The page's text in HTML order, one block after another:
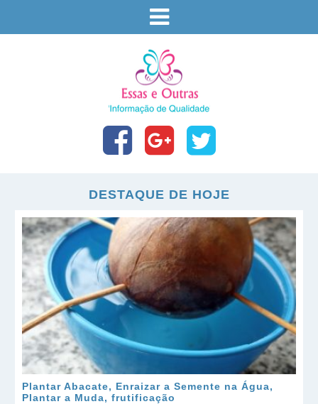
DESTAQUE DE HOJE
Plantar Abacate, Enraizar a Semente na Água,
Plantar a Muda, frutificação